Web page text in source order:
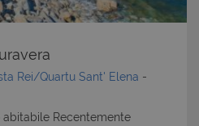
Rei/Quartu Sant' Elena -
abitabile Recentemente